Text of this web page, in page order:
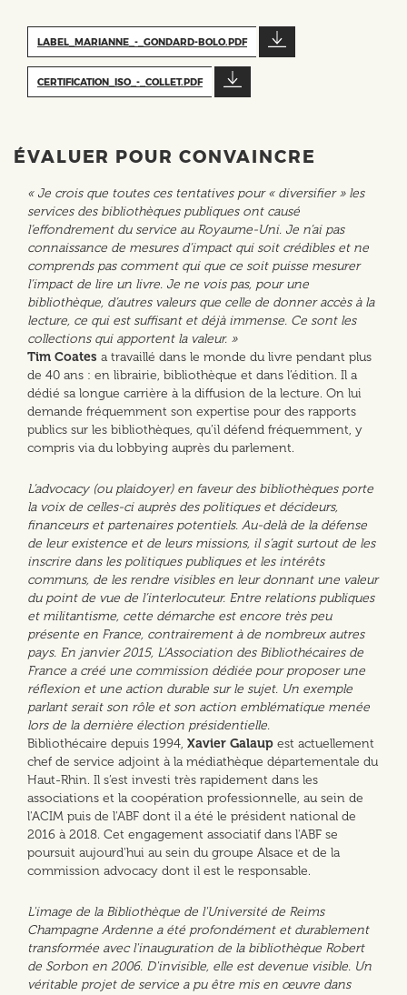
LABEL_MARIANNE_-_GONDARD-BOLO.PDF
CERTIFICATION_ISO_-_COLLET.PDF
ÉVALUER POUR CONVAINCRE
« Je crois que toutes ces tentatives pour « diversifier » les
services des bibliothèques publiques ont causé
l’effondrement du service au Royaume-Uni. Je n’ai pas
connaissance de mesures d’impact qui soit crédibles et ne
comprends pas comment qui que ce soit puisse mesurer
l’impact de lire un livre. Je ne vois pas, pour une
bibliothèque, d’autres valeurs que celle de donner accès à la
lecture, ce qui est suffisant et déjà immense. Ce sont les
collections qui apportent la valeur. »
Tim Coates a travaillé dans le monde du livre pendant plus
de 40 ans : en librairie, bibliothèque et dans l’édition. Il a
dédié sa longue carrière à la diffusion de la lecture. On lui
demande fréquemment son expertise pour des rapports
publics sur les bibliothèques, qu’il défend fréquemment, y
compris via du lobbying auprès du parlement.
L’advocacy (ou plaidoyer) en faveur des bibliothèques porte
la voix de celles-ci auprès des politiques et décideurs,
financeurs et partenaires potentiels. Au-delà de la défense
de leur existence et de leurs missions, il s’agit surtout de les
inscrire dans les politiques publiques et les intérêts
communs, de les rendre visibles en leur donnant une valeur
du point de vue de l’interlocuteur. Entre relations publiques
et militantisme, cette démarche est encore très peu
présente en France, contrairement à de nombreux autres
pays. En janvier 2015, L’Association des Bibliothécaires de
France a créé une commission dédiée pour proposer une
réflexion et une action durable sur le sujet. Un exemple
parlant serait son rôle et son action emblématique menée
lors de la dernière élection présidentielle.
Bibliothécaire depuis 1994, Xavier Galaup est actuellement
chef de service adjoint à la médiathèque départementale du
Haut-Rhin. Il s’est investi très rapidement dans les
associations et la coopération professionnelle, au sein de
l'ACIM puis de l'ABF dont il a été le président national de
2016 à 2018. Cet engagement associatif dans l'ABF se
poursuit aujourd'hui au sein du groupe Alsace et de la
commission advocacy dont il est le responsable.
L'image de la Bibliothèque de l'Université de Reims
Champagne Ardenne a été profondément et durablement
transformée avec l'inauguration de la bibliothèque Robert
de Sorbon en 2006. D'invisible, elle est devenue visible. Un
véritable projet de service a pu être mis en œuvre dans